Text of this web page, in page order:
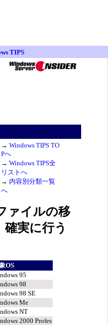
TIPS
→ Windows TIPS TO
Pへ
→ Windows TIPS全
リストへ
→ 内容別分類一覧
へ
ァイルの移
実に行う
OS
95
98
98 SE
Me
NT
2000 Profes